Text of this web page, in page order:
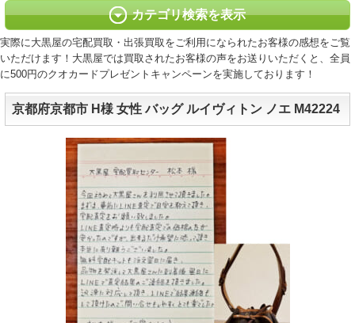
カテゴリ検索を表示
実際に大黒屋の宅配買取・出張買取をご利用になられたお客様の感想をご覧
いただけます！大黒屋では買取されたお客様の声をお送りいただくと、全員
に500円のクオカードプレゼントキャンペーンを実施しております！
京都府京都市 H様 女性 バッグ ルイヴィトン ノエ M42224